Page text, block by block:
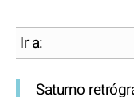
Ir a:
Saturno